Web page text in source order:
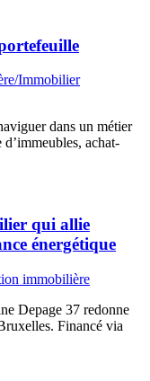
Immobilier
dans un métier
achat-
qui allie
énergétique
immobilière
Depage 37 redonne
Financé via